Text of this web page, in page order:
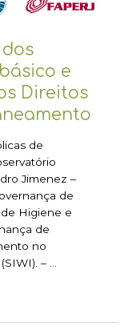
e
Direitos
de
Jimenez –
de
Higiene e
de
no
– …